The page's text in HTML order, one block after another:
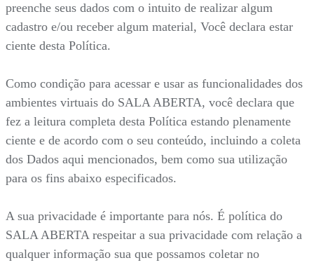
preenche seus dados com o intuito de realizar algum
cadastro e/ou receber algum material, Você declara estar
ciente desta Política.
Como condição para acessar e usar as funcionalidades dos
ambientes virtuais do SALA ABERTA, você declara que
fez a leitura completa desta Política estando plenamente
ciente e de acordo com o seu conteúdo, incluindo a coleta
dos Dados aqui mencionados, bem como sua utilização
para os fins abaixo especificados.
A sua privacidade é importante para nós. É política do
SALA ABERTA respeitar a sua privacidade com relação a
qualquer informação sua que possamos coletar no